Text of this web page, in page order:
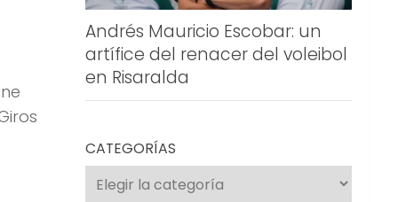
Andrés Mauricio Escobar: un
artífice del renacer del voleibol
en Risaralda
CATEGORÍAS
Categorías